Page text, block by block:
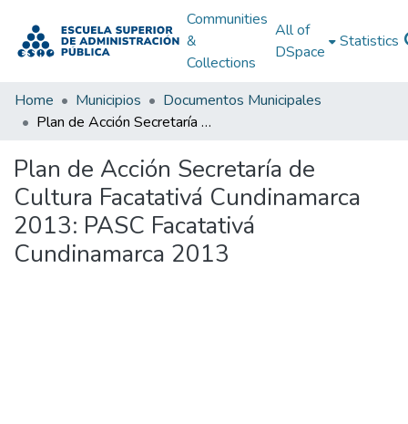
Communities
&
Collections
All of
DSpace
Statistics
Home Municipios
Documentos Municipales
Plan de Acción Secretaría de Cultura Facatativá Cundinamarca 2013: PASC Facatativá Cundinamarca 2013
Plan de Acción Secretaría de
Cultura Facatativá Cundinamarca
2013: PASC Facatativá
Cundinamarca 2013